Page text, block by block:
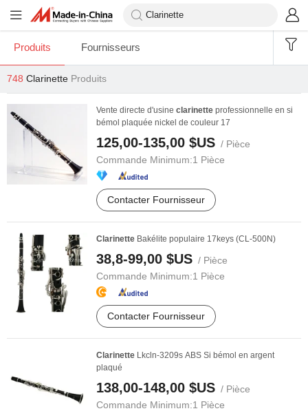
Produits Fournisseurs
748 Clarinette Produits
Vente directe d'usine clarinette professionnelle en si
bémol plaquée nickel de couleur 17
125,00-135,00 $US / Pièce
Commande Minimum:1 Pièce
Contacter Fournisseur
Clarinette Bakélite populaire 17keys (CL-500N)
38,8-99,00 $US / Pièce
Commande Minimum:1 Pièce
Contacter Fournisseur
Clarinette Lkcln-3209s ABS Si bémol en argent
plaqué
138,00-148,00 $US / Pièce
Commande Minimum:1 Pièce